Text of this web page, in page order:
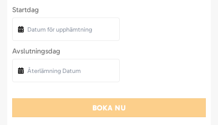
Startdag
Avslutningsdag
BOKA NU